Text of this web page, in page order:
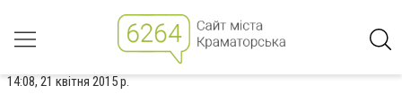
14:08, 21 квітня 2015 р.